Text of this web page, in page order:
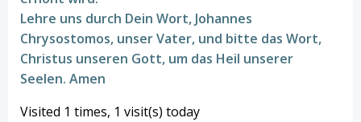
Lehre uns durch Dein Wort, Johannes
Chrysostomos, unser Vater, und bitte das Wort,
Christus unseren Gott, um das Heil unserer
Seelen. Amen
Visited 1 times, 1 visit(s) today